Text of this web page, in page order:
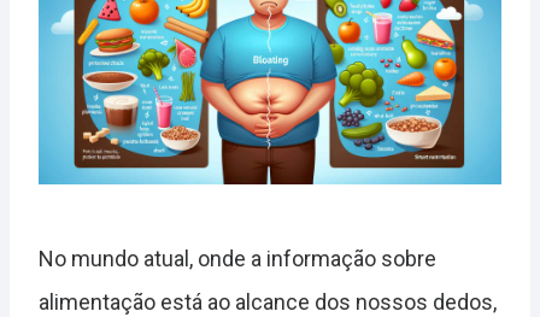
No mundo atual, onde a informação sobre
alimentação está ao alcance dos nossos dedos,